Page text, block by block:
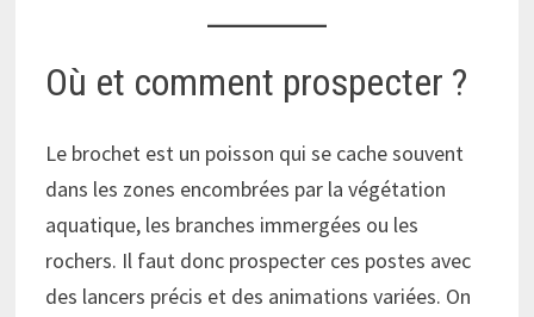
Où et comment prospecter ?
Le brochet est un poisson qui se cache souvent
dans les zones encombrées par la végétation
aquatique, les branches immergées ou les
rochers. Il faut donc prospecter ces postes avec
des lancers précis et des animations variées. On